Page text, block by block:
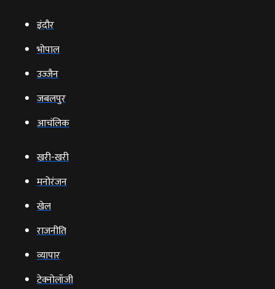
इंदौर
भोपाल
उज्‍जैन
जबलपुर
आचंलिक
खरी-खरी
मनोरंजन
खेल
राजनीति
व्‍यापार
टेक्‍नोलॉजी